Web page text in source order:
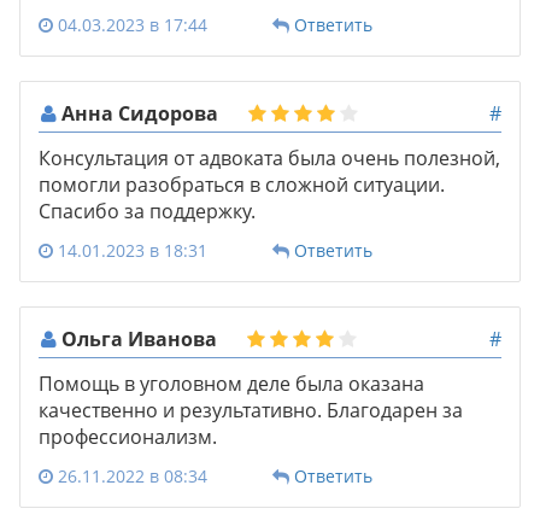
04.03.2023 в 17:44 Ответить
Анна Сидорова
#
Консультация от адвоката была очень полезной,
помогли разобраться в сложной ситуации.
Спасибо за поддержку.
14.01.2023 в 18:31 Ответить
Ольга Иванова
#
Помощь в уголовном деле была оказана
качественно и результативно. Благодарен за
профессионализм.
26.11.2022 в 08:34 Ответить